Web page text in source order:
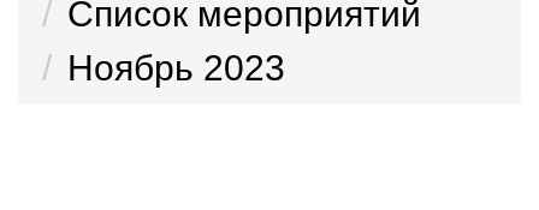
Список мероприятий
Ноябрь 2023